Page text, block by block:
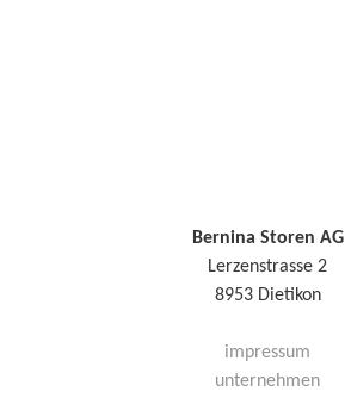
Bernina Storen AG
Lerzenstrasse 2
8953 Dietikon
impressum
unternehmen